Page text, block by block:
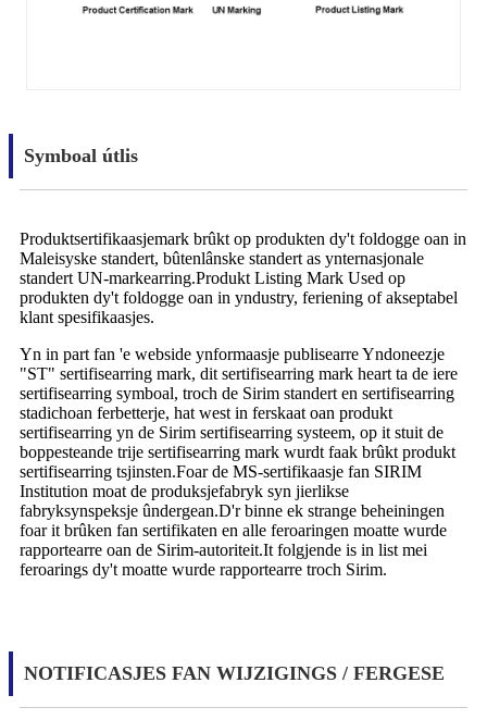
Symboal útlis
Produktsertifikaasjemark brûkt op produkten dy't foldogge oan in
Maleisyske standert, bûtenlânske standert as ynternasjonale
standert UN-markearring.Produkt Listing Mark Used op
produkten dy't foldogge oan in yndustry, feriening of akseptabel
klant spesifikaasjes.
Yn in part fan 'e webside ynformaasje publisearre Yndoneezje
"ST" sertifisearring mark, dit sertifisearring mark heart ta de iere
sertifisearring symboal, troch de Sirim standert en sertifisearring
stadichoan ferbetterje, hat west in ferskaat oan produkt
sertifisearring yn de Sirim sertifisearring systeem, op it stuit de
boppesteande trije sertifisearring mark wurdt faak brûkt produkt
sertifisearring tsjinsten.Foar de MS-sertifikaasje fan SIRIM
Institution moat de produksjefabryk syn jierlikse
fabryksynspeksje ûndergean.D'r binne ek strange beheiningen
foar it brûken fan sertifikaten en alle feroaringen moatte wurde
rapportearre oan de Sirim-autoriteit.It folgjende is in list mei
feroarings dy't moatte wurde rapportearre troch Sirim.
NOTIFICASJES FAN WIJZIGINGS / FERGESE